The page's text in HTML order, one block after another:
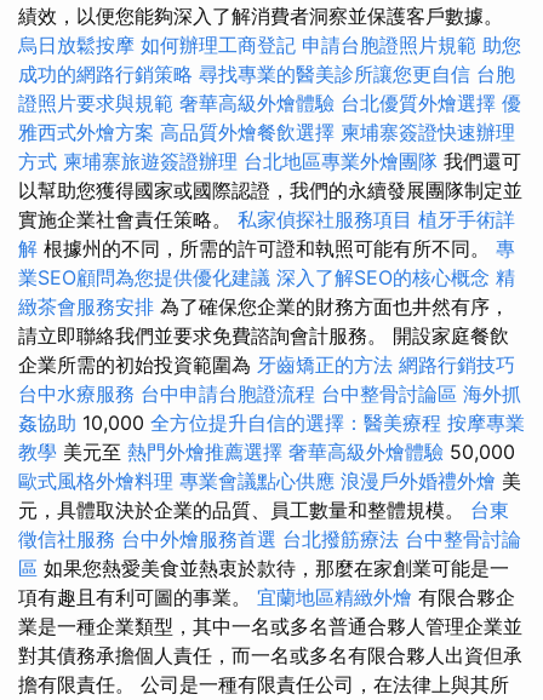
績效，以便您能夠深入了解消費者洞察並保護客戶數據。
烏日放鬆按摩 如何辦理工商登記 申請台胞證照片規範 助您
成功的網路行銷策略 尋找專業的醫美診所讓您更自信 台胞
證照片要求與規範 奢華高級外燴體驗 台北優質外燴選擇 優
雅西式外燴方案 高品質外燴餐飲選擇 柬埔寨簽證快速辦理
方式 柬埔寨旅遊簽證辦理 台北地區專業外燴團隊 我們還可
以幫助您獲得國家或國際認證，我們的永續發展團隊制定並
實施企業社會責任策略。 私家偵探社服務項目 植牙手術詳
解 根據州的不同，所需的許可證和執照可能有所不同。 專
業SEO顧問為您提供優化建議 深入了解SEO的核心概念 精
緻茶會服務安排 為了確保您企業的財務方面也井然有序，
請立即聯絡我們並要求免費諮詢會計服務。 開設家庭餐飲
企業所需的初始投資範圍為 牙齒矯正的方法 網路行銷技巧
台中水療服務 台中申請台胞證流程 台中整骨討論區 海外抓
姦協助 10,000 全方位提升自信的選擇：醫美療程 按摩專業
教學 美元至 熱門外燴推薦選擇 奢華高級外燴體驗 50,000
歐式風格外燴料理 專業會議點心供應 浪漫戶外婚禮外燴 美
元，具體取決於企業的品質、員工數量和整體規模。 台東
徵信社服務 台中外燴服務首選 台北撥筋療法 台中整骨討論
區 如果您熱愛美食並熱衷於款待，那麼在家創業可能是一
項有趣且有利可圖的事業。 宜蘭地區精緻外燴 有限合夥企
業是一種企業類型，其中一名或多名普通合夥人管理企業並
對其債務承擔個人責任，而一名或多名有限合夥人出資但承
擔有限責任。 公司是一種有限責任公司，在法律上與其所